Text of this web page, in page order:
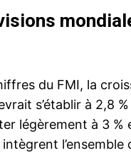
du FMI, la
s’établir à 2,8
légèrement à 3 %
l’ensemble